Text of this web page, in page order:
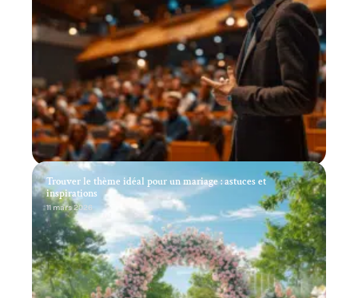
Trouver le thème idéal pour un mariage : astuces et
inspirations
11 mars 2026